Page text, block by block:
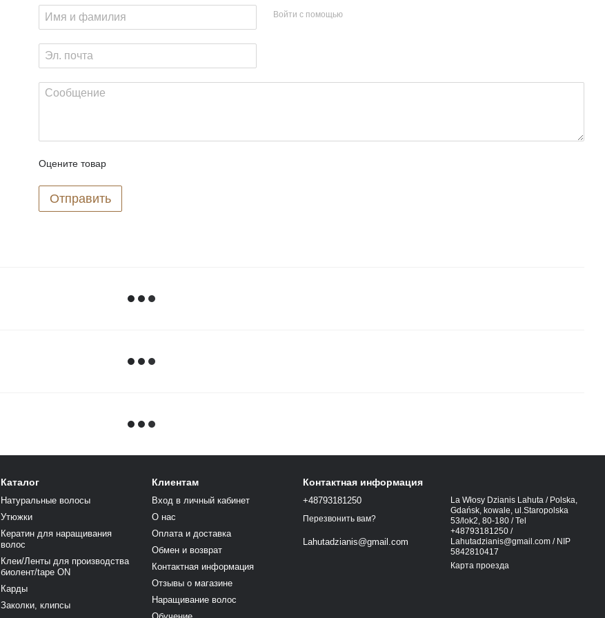
Войти с помощью
Оцените товар
Отправить
Каталог
Натуральные волосы
Утюжки
Кератин для наращивания
волос
Клеи/Ленты для производства
биолент/tape ON
Карды
Заколки, клипсы
Клиентам
Вход в личный кабинет
О нас
Оплата и доставка
Обмен и возврат
Контактная информация
Отзывы о магазине
Наращивание волос
Контактная информация
+48793181250
Перезвонить вам?
Lahutadzianis@gmail.com
La Włosy Dzianis Lahuta / Polska,
Gdańsk, kowale, ul.Staropolska
53/lok2, 80-180 / Tel
+48793181250 /
Lahutadzianis@gmail.com / NIP
5842810417
Карта проезда